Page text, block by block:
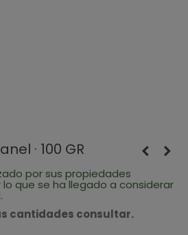
· 100 GR
por sus propiedades
que se ha llegado a considerar
cantidades consultar.